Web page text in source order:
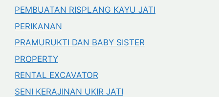
PEMBUATAN RISPLANG KAYU JATI
PERIKANAN
PRAMURUKTI DAN BABY SISTER
PROPERTY
RENTAL EXCAVATOR
SENI KERAJINAN UKIR JATI